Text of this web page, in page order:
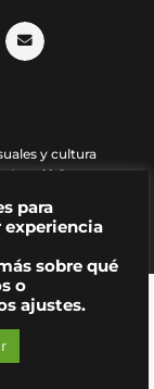
y cultura
Legal|Contacto
para
sobre qué
o
ajustes.